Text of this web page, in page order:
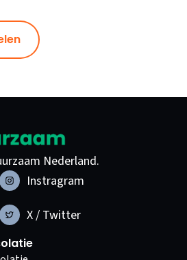
Nederland.
Instragram
X / Twitter